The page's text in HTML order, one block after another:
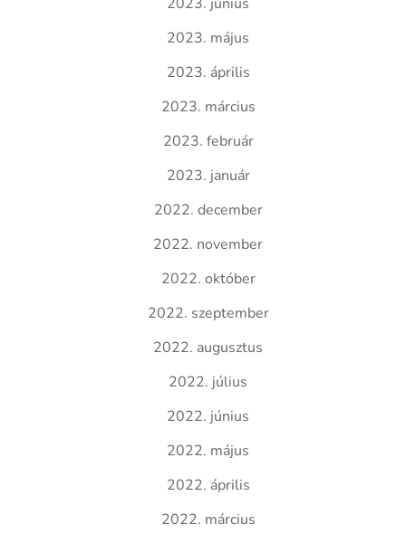
2023. május
2023. április
2023. március
2023. február
2023. január
2022. december
2022. november
2022. október
2022. szeptember
2022. augusztus
2022. július
2022. június
2022. május
2022. április
2022. március